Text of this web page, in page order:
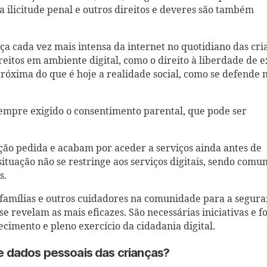
ilicitude penal e outros direitos e deveres são também
cada vez mais intensa da internet no quotidiano das
em ambiente digital, como o direito à liberdade de
do que é hoje a realidade social, como se defende
exigido o consentimento parental, que pode ser
pedida e acabam por aceder a serviços ainda antes de
não se restringe aos serviços digitais, sendo
e outros cuidadores na comunidade para a
as mais eficazes. São necessárias iniciativas e
e pleno exercício da cidadania digital.
pessoais das crianças?